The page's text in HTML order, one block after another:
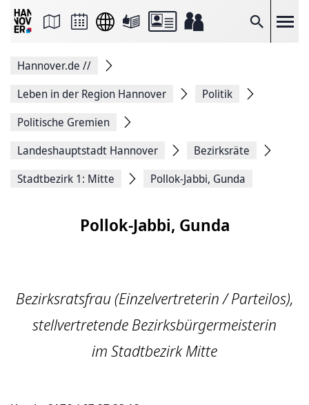
Suche
Seite
Facebook
teilen
Seitenlink
Seite
Hannover.de //
Leben in der Region Hannover
Politik
Politische Gremien
Landeshauptstadt Hannover
Bezirksräte
Stadtbezirk 1: Mitte
Pollok-Jabbi, Gunda
Pollok-Jabbi, Gunda
Bezirksratsfrau (Einzelvertreterin / Parteilos),
stellvertretende Bezirksbürgermeisterin
im Stadtbezirk Mitte